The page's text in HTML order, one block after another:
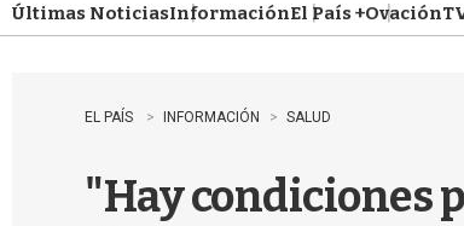
Últimas NoticiasInformaciónEl País +Ovación
EL PAÍS INFORMACIÓN SALUD
"Hay condiciones